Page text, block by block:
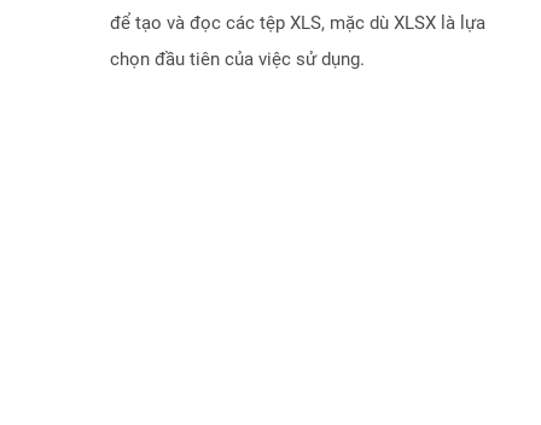
để tạo và đọc các tệp XLS, mặc dù XLSX là lựa
chọn đầu tiên của việc sử dụng.